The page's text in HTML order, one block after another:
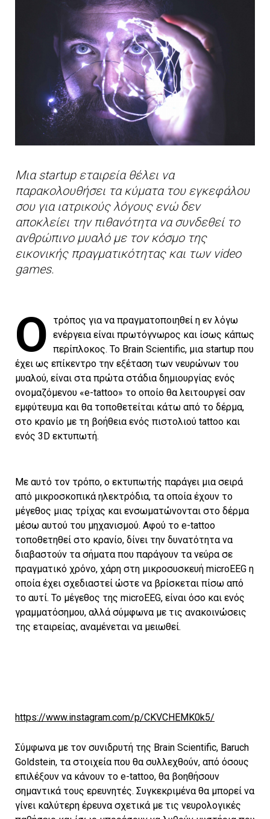
Μια startup εταιρεία θέλει να
παρακολουθήσει τα κύματα του εγκεφάλου
σου για ιατρικούς λόγους ενώ δεν
αποκλείει την πιθανότητα να συνδεθεί το
ανθρώπινο μυαλό με τον κόσμο της
εικονικής πραγματικότητας και των video
games.
Ο
τρόπος για να πραγματοποιηθεί η εν λόγω
ενέργεια είναι πρωτόγνωρος και ίσως κάπως
περίπλοκος. Το Brain Scientific, μια startup που
έχει ως επίκεντρο την εξέταση των νευρώνων του
μυαλού, είναι στα πρώτα στάδια δημιουργίας ενός
ονομαζόμενου «e-tattoo» το οποίο θα λειτουργεί σαν
εμφύτευμα και θα τοποθετείται κάτω από το δέρμα,
στο κρανίο με τη βοήθεια ενός πιστολιού tattoo και
ενός 3D εκτυπωτή.
Με αυτό τον τρόπο, ο εκτυπωτής παράγει μια σειρά
από μικροσκοπικά ηλεκτρόδια, τα οποία έχουν το
μέγεθος μιας τρίχας και ενσωματώνονται στο δέρμα
μέσω αυτού του μηχανισμού. Αφού το e-tattoo
τοποθετηθεί στο κρανίο, δίνει την δυνατότητα να
διαβαστούν τα σήματα που παράγουν τα νεύρα σε
πραγματικό χρόνο, χάρη στη μικροσυσκευή microEEG η
οποία έχει σχεδιαστεί ώστε να βρίσκεται πίσω από
το αυτί. Το μέγεθος της microEEG, είναι όσο και ενός
γραμματόσημου, αλλά σύμφωνα με τις ανακοινώσεις
της εταιρείας, αναμένεται να μειωθεί.
https://www.instagram.com/p/CKVCHEMK0k5/
Σύμφωνα με τον συνιδρυτή της Brain Scientific, Baruch
Goldstein, τα στοιχεία που θα συλλεχθούν, από όσους
επιλέξουν να κάνουν το e-tattoo, θα βοηθήσουν
σημαντικά τους ερευνητές. Συγκεκριμένα θα μπορεί να
γίνει καλύτερη έρευνα σχετικά με τις νευρολογικές